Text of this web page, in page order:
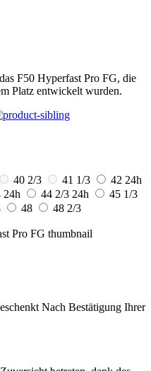
F50 Hyperfast Pro FG, die
Platz entwickelt wurden.
40 2/3 41 1/3 42 24h
24h 44 2/3 24h
45 1/3
48
48 2/3
Nach Bestätigung Ihrer